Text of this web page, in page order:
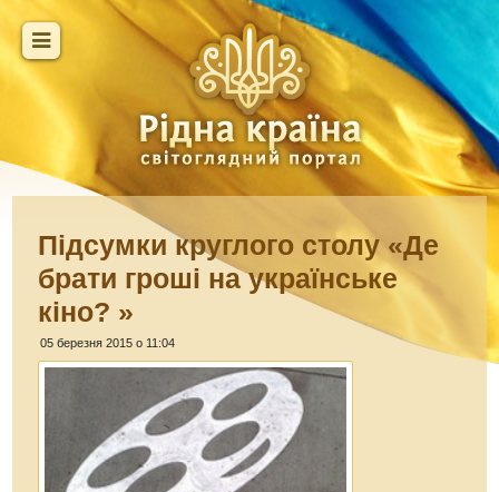
Підсумки круглого столу «Де
брати гроші на українське
кіно? »
05 березня 2015 о 11:04